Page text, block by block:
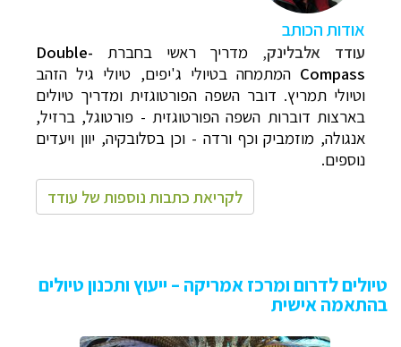
אודות הכותב
עודד אלבלינק, מדריך ראשי בחברת Double-
Compass המתמחה בטיולי ג'יפים, טיולי גיל הזהב
וטיולי תמריץ. דובר השפה הפורטוגזית ומדריך טיולים
בארצות דוברות השפה הפורטוגזית - פורטוגל, ברזיל,
אנגולה, מוזמביק וכף ורדה - וכן בסלובקיה, יוון ויעדים
נוספים.
לקריאת כתבות נוספות של עודד
טיולים לדרום ומרכז אמריקה – ייעוץ ותכנון טיולים
בהתאמה אישית